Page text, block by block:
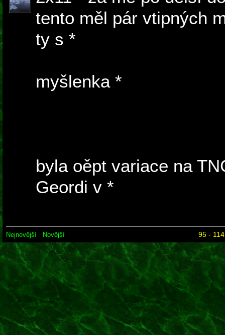
tento měl pár vtipných
ty s *
myšlenka *
byla oěpt variace na
Geordi v *
Nejnovější Novější 95 -